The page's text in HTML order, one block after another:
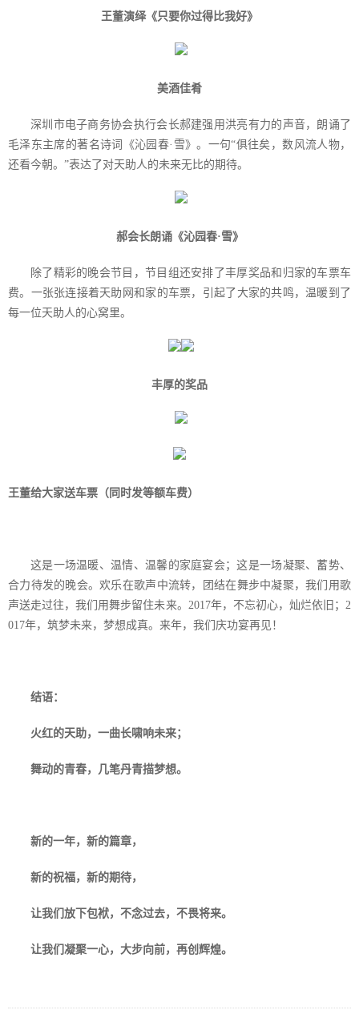
王董演绎《只要你过得比我好》
美酒佳肴
深圳市电子商务协会执行会长郝建强用洪亮有力的声音，朗诵了
毛泽东主席的著名诗词《沁园春·雪》。一句“俱往矣，数风流人物，
还看今朝。”表达了对天助人的未来无比的期待。
郝会长朗诵《沁园春·雪》
除了精彩的晚会节目，节目组还安排了丰厚奖品和归家的车票车
费。一张张连接着天助网和家的车票，引起了大家的共鸣，温暖到了
每一位天助人的心窝里。
丰厚的奖品
王董给大家送车票（同时发等额车费）
这是一场温暖、温情、温馨的家庭宴会；这是一场凝聚、蓄势、
合力待发的晚会。欢乐在歌声中流转，团结在舞步中凝聚，我们用歌
声送走过往，我们用舞步留住未来。 2017年，不忘初心，灿烂依旧；2
017年，筑梦未来，梦想成真。来年，我们庆功宴再见！
结语：
火红的天助，一曲长啸响未来；
舞动的青春，几笔丹青描梦想。
新的一年，新的篇章，
新的祝福，新的期待，
让我们放下包袱，不念过去，不畏将来。
让我们凝聚一心，大步向前，再创辉煌。